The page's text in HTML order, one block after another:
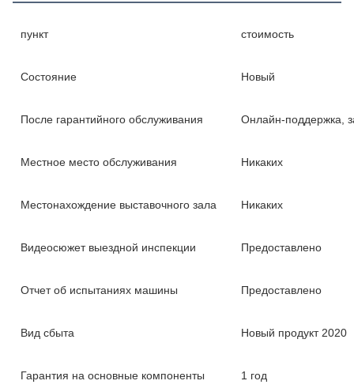
пункт стоимость
Состояние Новый
После гарантийного обслуживания Онлайн-поддержка,
Местное место обслуживания Никаких
Местонахождение выставочного зала Никаких
Видеосюжет выездной инспекции Предоставлено
Отчет об испытаниях машины Предоставлено
Вид сбыта Новый продукт 2020
Гарантия на основные компоненты 1 год